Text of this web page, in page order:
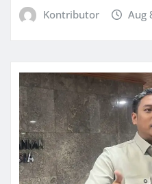
Kontributor Aug